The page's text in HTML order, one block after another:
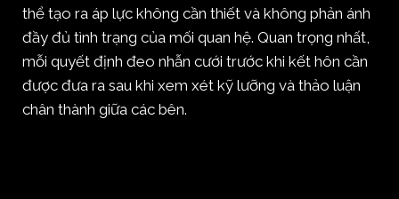
thể tạo ra áp lực không cần thiết và không phản ánh
đầy đủ tình trạng của mối quan hệ. Quan trọng nhất,
mỗi quyết định đeo nhẫn cưới trước khi kết hôn cần
được đưa ra sau khi xem xét kỹ lưỡng và thảo luận
chân thành giữa các bên.